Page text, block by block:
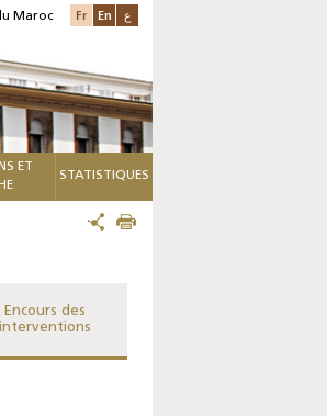
Maroc Fr En ع
ET
STATISTIQUES
Encours des
interventions